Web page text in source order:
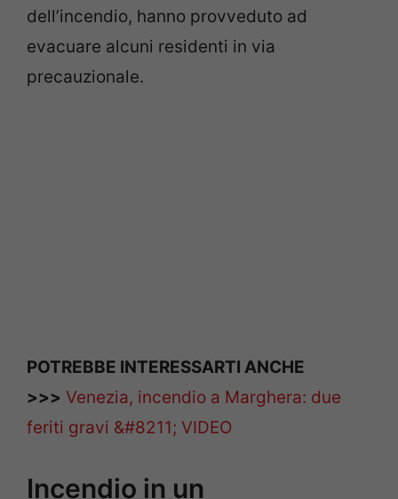
dell’incendio, hanno provveduto ad
evacuare alcuni residenti in via
precauzionale.
POTREBBE INTERESSARTI ANCHE
>>> Venezia, incendio a Marghera: due
feriti gravi &#8211; VIDEO
Incendio in un